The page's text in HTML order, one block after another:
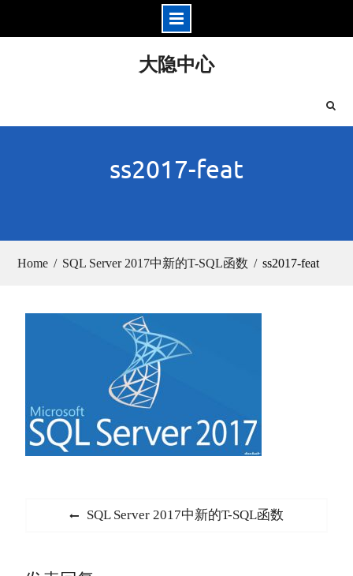
大隐中心
ss2017-feat
Home SQL Server 2017中新的T-SQL函数 ss2017-feat
Previous
SQL Server 2017中新的T-SQL函数